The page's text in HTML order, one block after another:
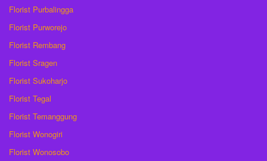
Florist Purbalingga
Florist Purworejo
Florist Rembang
Florist Sragen
Florist Sukoharjo
Florist Tegal
Florist Temanggung
Florist Wonogiri
Florist Wonosobo